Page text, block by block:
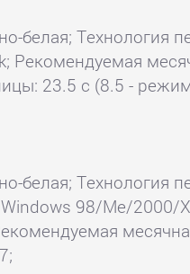
белая; Технология
Рекомендуемая
23.5 с (8.5 -
белая; Технология
98/Me/2000/